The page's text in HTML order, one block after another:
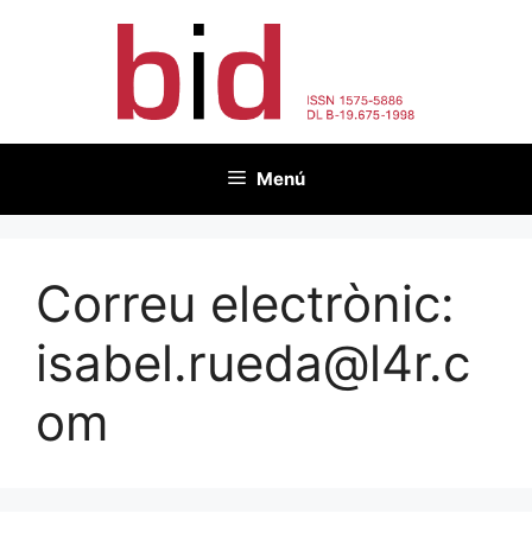
Menú
Correu electrònic:
isabel.rueda@l4r.c
om